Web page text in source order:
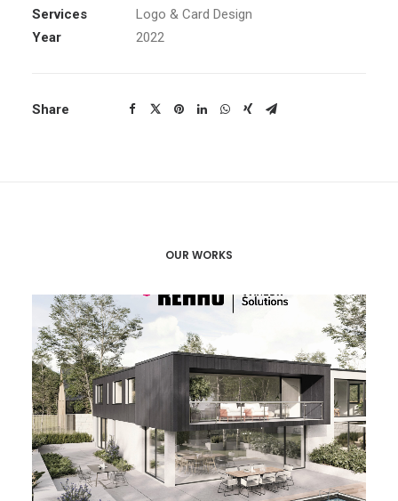
Services
Logo & Card Design
Year
2022
Share
OUR WORKS